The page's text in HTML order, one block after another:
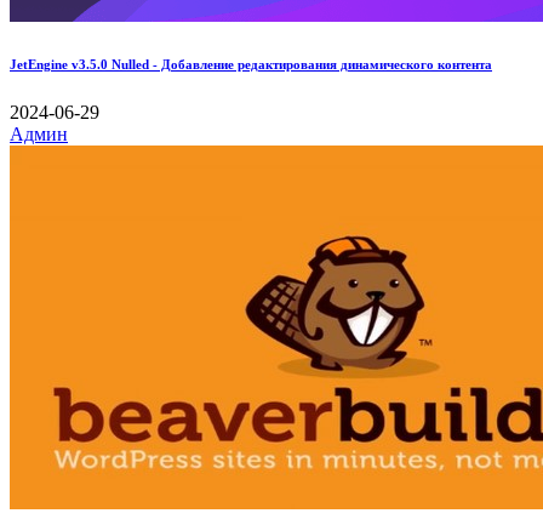
JetEngine v3.5.0 Nulled - Добавление редактирования динамического контента
2024-06-29
Админ